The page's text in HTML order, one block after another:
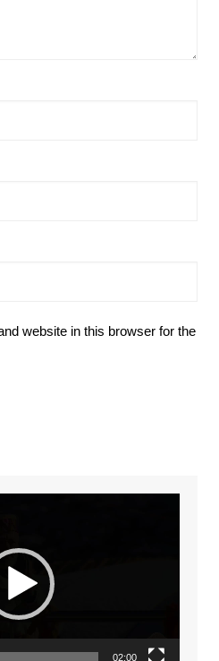
website in this browser for the
02:00